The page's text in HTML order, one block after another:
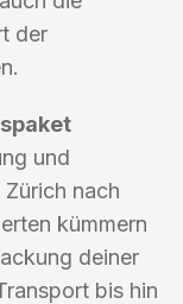
der
und
nach
kümmern
deiner
bis hin